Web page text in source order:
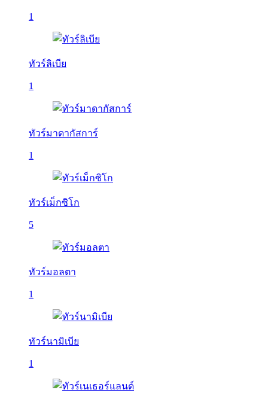
1
ทัวร์ลิเบีย
1
ทัวร์มาดากัสการ์
1
ทัวร์เม็กซิโก
5
ทัวร์มอลตา
1
ทัวร์นามิเบีย
1